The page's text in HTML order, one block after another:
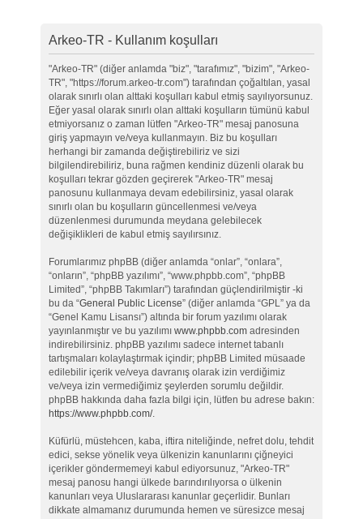
Arkeo-TR - Kullanım koşulları
"Arkeo-TR" (diğer anlamda "biz", "tarafımız", "bizim", "Arkeo-
TR", "https://forum.arkeo-tr.com") tarafından çoğaltılan, yasal
olarak sınırlı olan alttaki koşulları kabul etmiş sayılıyorsunuz.
Eğer yasal olarak sınırlı olan alttaki koşulların tümünü kabul
etmiyorsanız o zaman lütfen "Arkeo-TR" mesaj panosuna
giriş yapmayın ve/veya kullanmayın. Biz bu koşulları
herhangi bir zamanda değiştirebiliriz ve sizi
bilgilendirebiliriz, buna rağmen kendiniz düzenli olarak bu
koşulları tekrar gözden geçirerek "Arkeo-TR" mesaj
panosunu kullanmaya devam edebilirsiniz, yasal olarak
sınırlı olan bu koşulların güncellenmesi ve/veya
düzenlenmesi durumunda meydana gelebilecek
değişiklikleri de kabul etmiş sayılırsınız.
Forumlarımız phpBB (diğer anlamda “onlar”, “onlara”,
“onların”, “phpBB yazılımı”, “www.phpbb.com”, “phpBB
Limited”, “phpBB Takımları”) tarafından güçlendirilmiştir -ki
bu da “General Public License” (diğer anlamda “GPL” ya da
“Genel Kamu Lisansı”) altında bir forum yazılımı olarak
yayınlanmıştır ve bu yazılımı www.phpbb.comadresinden
indirebilirsiniz. phpBB yazılımı sadece internet tabanlı
tartışmaları kolaylaştırmak içindir; phpBB Limited müsaade
edilebilir içerik ve/veya davranış olarak izin verdiğimiz
ve/veya izin vermediğimiz şeylerden sorumlu değildir.
phpBB hakkında daha fazla bilgi için, lütfen bu adrese bakın:
https://www.phpbb.com/.
Küfürlü, müstehcen, kaba, iftira niteliğinde, nefret dolu, tehdit
edici, sekse yönelik veya ülkenizin kanunlarını çiğneyici
içerikler göndermemeyi kabul ediyorsunuz, "Arkeo-TR"
mesaj panosu hangi ülkede barındırılıyorsa o ülkenin
kanunları veya Uluslararası kanunlar geçerlidir. Bunları
dikkate almamanız durumunda hemen ve süresizce mesaj